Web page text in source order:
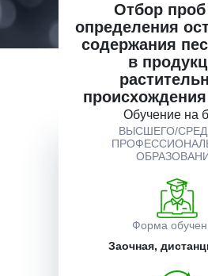
Отбор
определения
содержания
в
Обучение на
ВЫСШЕГО/
Форма
Заочная,
Получаемые